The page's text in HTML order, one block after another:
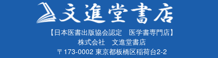
【日本医書出版協会認定 医学書専門店】
株式会社 文進堂書店
〒173-0002 東京都板橋区稲荷台2-2